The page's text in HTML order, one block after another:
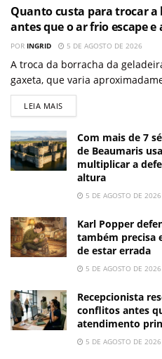
Quanto custa para trocar a
antes que o ar frio escape
POR INGRID 5 DE AGOSTO DE 2026
A troca da borracha da
gaxeta, que varia
LEIA MAIS
Com mais de 7
de Beaumaris
multiplicar a
altura
5 DE AGOSTO DE 2026
Karl Popper
também precisa
de estar errada
5 DE AGOSTO DE 2026
Recepcionista
conflitos antes
atendimento
5 DE AGOSTO DE 2026